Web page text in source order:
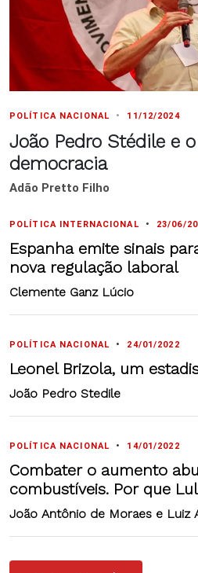
POLÍTICA NACIONAL • 11/12/2024
João Pedro Stédile e
democracia
Adão Pretto Filho
POLÍTICA INTERNACIONAL • 23/06/
Espanha emite sinais
nova regulação laboral
Clemente Ganz Lúcio
POLÍTICA NACIONAL • 24/01/2022
Leonel Brizola, um
João Pedro Stedile
POLÍTICA NACIONAL • 14/01/2022
Combater o aumento
combustíveis. Por que
João Antônio de Moraes e Luiz